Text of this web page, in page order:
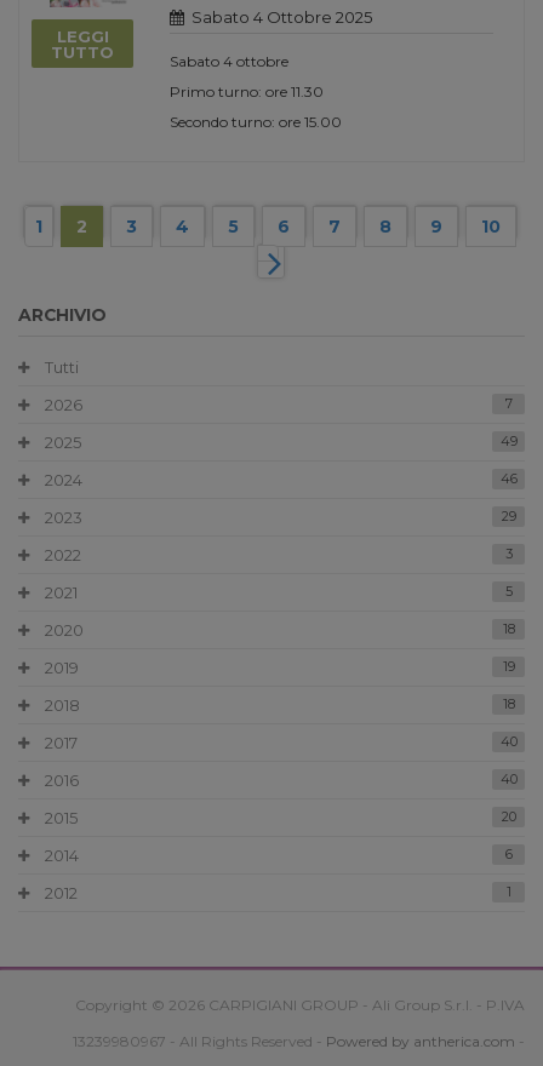
LEGGI
TUTTO
Sabato 4 Ottobre 2025
Sabato 4 ottobre
Primo turno: ore 11.30
Secondo turno: ore 15.00
1 2 3 4 5 6 7 8 9 10
ARCHIVIO
Tutti
2026
7
2025 49
2024 46
2023 29
2022 3
2021 5
2020 18
2019 19
2018 18
2017 40
2016 40
2015 20
2014 6
2012 1
Copyright © 2026 CARPIGIANI GROUP - Ali Group S.r.l. - P.IVA
13239980967 - All Rights Reserved - Powered by antherica.com -